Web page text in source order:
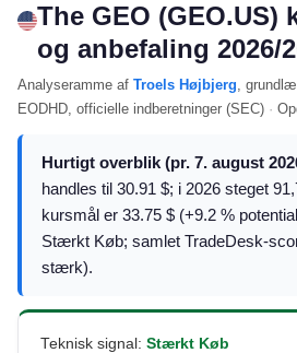
The GEO (GEO.US)
og anbefaling 2026/
Analyseramme af Troels Højbjerg,
EODHD, officielle indberetninger (SEC) ·
Hurtigt overblik (pr. 7. august
handles til 30.91 $; i 2026 steget
kursmål er 33.75 $ (+9.2 %
Stærkt Køb; samlet TradeDesk-
stærk).
Teknisk signal: Stærkt Køb